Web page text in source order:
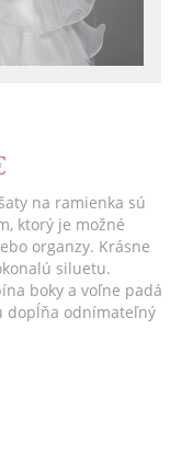
na ramienka sú
ktorý je možné
organzy. Krásne
siluetu.
boky a voľne padá
dopĺňa odnímateľný